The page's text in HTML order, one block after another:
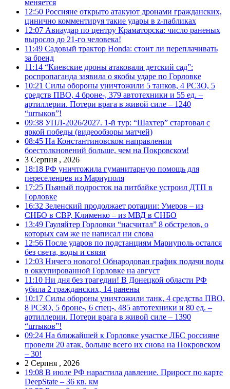
меняется
12:50 Россияне открыто атакуют дронами гражданских,
цинично комментируя такие удары в z-пабликах
12:07 Авиаудар по центру Краматорска: число раненых
выросло до 21-го человека!
11:49 Садовый трактор Honda: стоит ли переплачивать
за бренд
11:14 “Киевские дроны атаковали детский сад”:
роспропаганда заявила о якобы ударе по Горловке
10:21 Силы обороны уничтожили 5 танков, 4 РСЗО, 5
средств ПВО, 4 броне-, 379 автотехники и 55 ед. –
артиллерии. Потери врага в живой силе – 1240
“штыков”!
09:38 УПЛ-2026/2027. 1-й тур: “Шахтер” стартовал с
яркой победы (видеообзоры матчей)
08:45 На Константиновском направлении
боестолкновений больше, чем на Покровском!
3 Серпня , 2026
18:18 РФ уничтожила гуманитарную помощь для
переселенцев из Мариуполя
17:25 Пьяный подросток на питбайке устроил ДТП в
Горловке
16:32 Зеленский продолжает ротации: Умеров – из
СНБО в СВР, Клименко – из МВД в СНБО
13:49 Гауляйтер Горловки “насчитал” 8 обстрелов, о
которых сам же не написал ни слова
12:56 После ударов по подстанциям Мариуполь остался
без света, воды и связи
12:03 Ничего нового! Обнародован график подачи воды
в оккупированной Горловке на август
11:10 Ни дня без трагедии! В Донецкой области РФ
убила 2 гражданских, 14 ранены
10:17 Силы обороны уничтожили танк, 4 средства ПВО,
8 РСЗО, 5 броне-, 6 спец-, 485 автотехники и 80 ед. –
артиллерии. Потери врага в живой силе – 1390
“штыков”!
09:24 На ближайшей к Горловке участке ЛБС россияне
провели 20 атак, больше всего их снова на Покровском
– 30!
2 Серпня , 2026
19:08 В июле РФ нарастила давление. Прирост по карте
DeepState – 36 кв. км